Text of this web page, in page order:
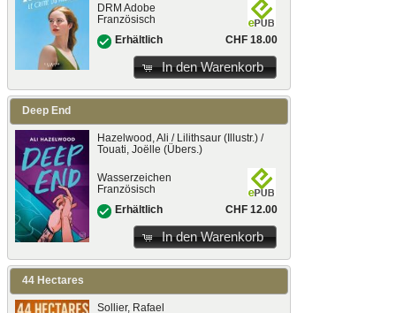
DRM Adobe
Französisch
Erhältlich
CHF 18.00
In den Warenkorb
Deep End
Hazelwood, Ali / Lilithsaur (Illustr.) /
Touati, Joëlle (Übers.)
Wasserzeichen
Französisch
Erhältlich
CHF 12.00
In den Warenkorb
44 Hectares
Sollier, Rafael